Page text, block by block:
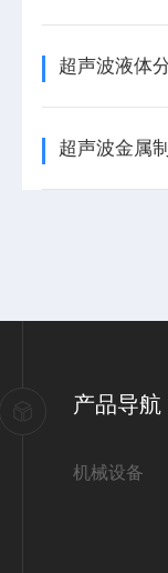
产品导航
机械设备